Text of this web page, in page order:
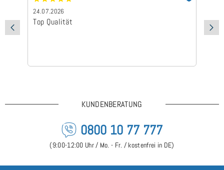
24.07.2026
Top Qualität
KUNDENBERATUNG
0800 10 77 777
(9:00-12:00 Uhr / Mo. - Fr. / kostenfrei in DE)